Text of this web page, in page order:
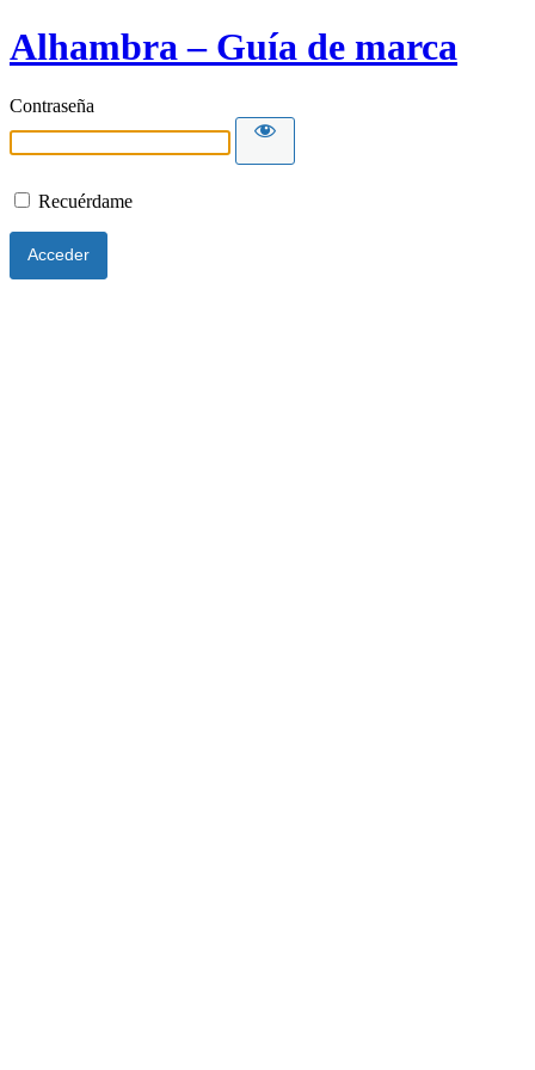
Alhambra – Guía de marca
Contraseña
Recuérdame